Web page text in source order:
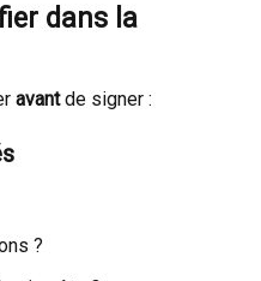
dans la
avantde signer :
?